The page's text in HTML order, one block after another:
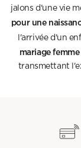
jalons d'une vie
pour une
l'arrivée d'un
mariage femme
transmettant